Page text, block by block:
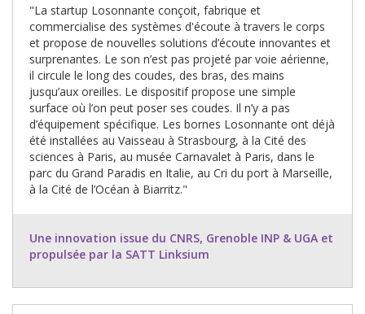
"La startup Losonnante conçoit, fabrique et
commercialise des systèmes d'écoute à travers le corps
et propose de nouvelles solutions d’écoute innovantes et
surprenantes. Le son n’est pas projeté par voie aérienne,
il circule le long des coudes, des bras, des mains
jusqu’aux oreilles. Le dispositif propose une simple
surface où l’on peut poser ses coudes. Il n’y a pas
d’équipement spécifique. Les bornes Losonnante ont déjà
été installées au Vaisseau à Strasbourg, à la Cité des
sciences à Paris, au musée Carnavalet à Paris, dans le
parc du Grand Paradis en Italie, au Cri du port à Marseille,
à la Cité de l’Océan à Biarritz."
Une innovation issue du CNRS, Grenoble INP & UGA et
propulsée par la SATT Linksium